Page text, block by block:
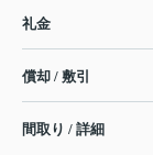
礼金
償却 / 敷引
間取り / 詳細